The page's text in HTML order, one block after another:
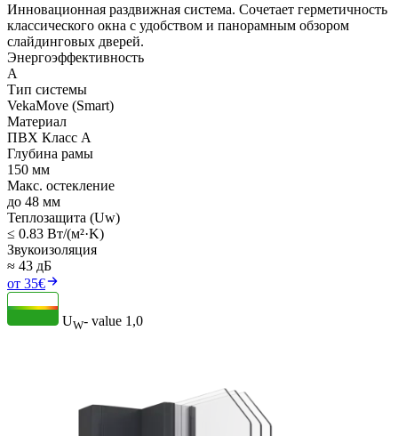
Инновационная раздвижная система. Сочетает герметичность
классического окна с удобством и панорамным обзором
слайдинговых дверей.
Энергоэффективность
A
Тип системы
VekaMove (Smart)
Материал
ПВХ Класс А
Глубина рамы
150 мм
Макс. остекление
до 48 мм
Теплозащита (Uw)
≤ 0.83 Вт/(м²·K)
Звукоизоляция
≈ 43 дБ
от 35€
UW- value 1,0